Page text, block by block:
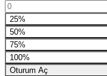
25%
50%
75%
100%
Oturum Aç